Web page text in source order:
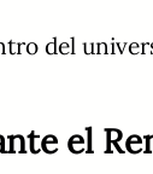
del
el